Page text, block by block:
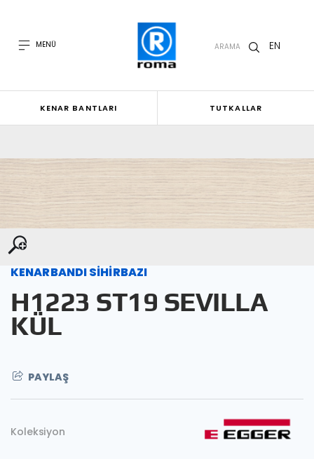
MENÜ ARAMA EN
KENAR BANTLARI TUTKALLAR
KENARBANDI SİHİRBAZI
H1223 ST19 SEVILLA
KÜL
PAYLAŞ
Koleksiyon